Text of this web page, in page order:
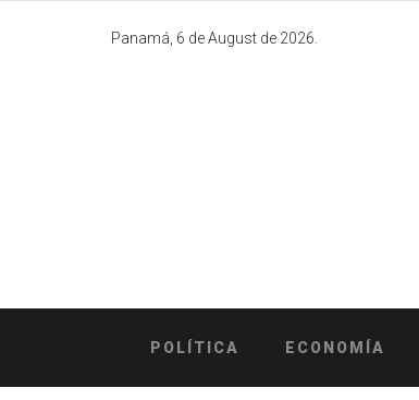
Panamá, 6 de August de 2026.
POLÍTICA ECONOMÍA